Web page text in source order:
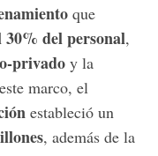
que
30% del personal,
privadoy la
marco, el
estableció un
, además de la